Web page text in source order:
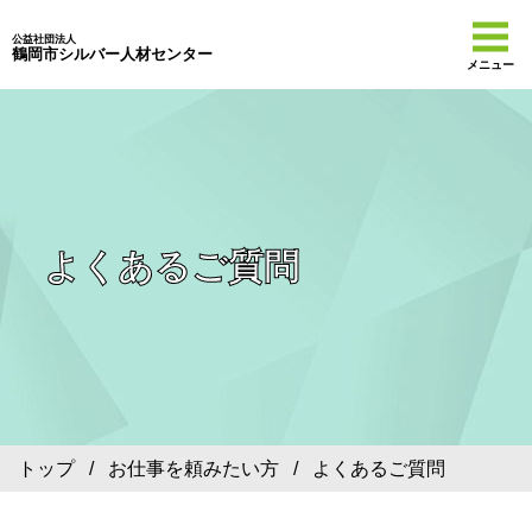
公益社団法人
鶴岡市シルバー人材センター
メニュー
よくあるご質問
トップ/ お仕事を頼みたい方 / よくあるご質問